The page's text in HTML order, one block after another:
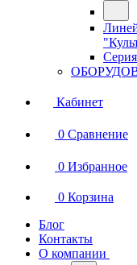
Кабинет
0 Сравнение
0 Избранное
0 Корзина
Блог
Контакты
О компании